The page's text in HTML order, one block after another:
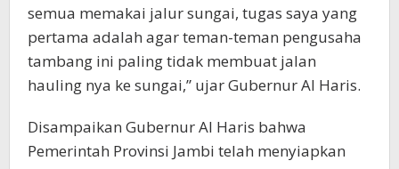
semua memakai jalur sungai, tugas saya yang
pertama adalah agar teman-teman pengusaha
tambang ini paling tidak membuat jalan
hauling nya ke sungai,” ujar Gubernur Al Haris.
Disampaikan Gubernur Al Haris bahwa
Pemerintah Provinsi Jambi telah menyiapkan